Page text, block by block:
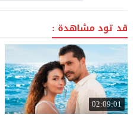
قد تود مشاهدة :
02:09:01